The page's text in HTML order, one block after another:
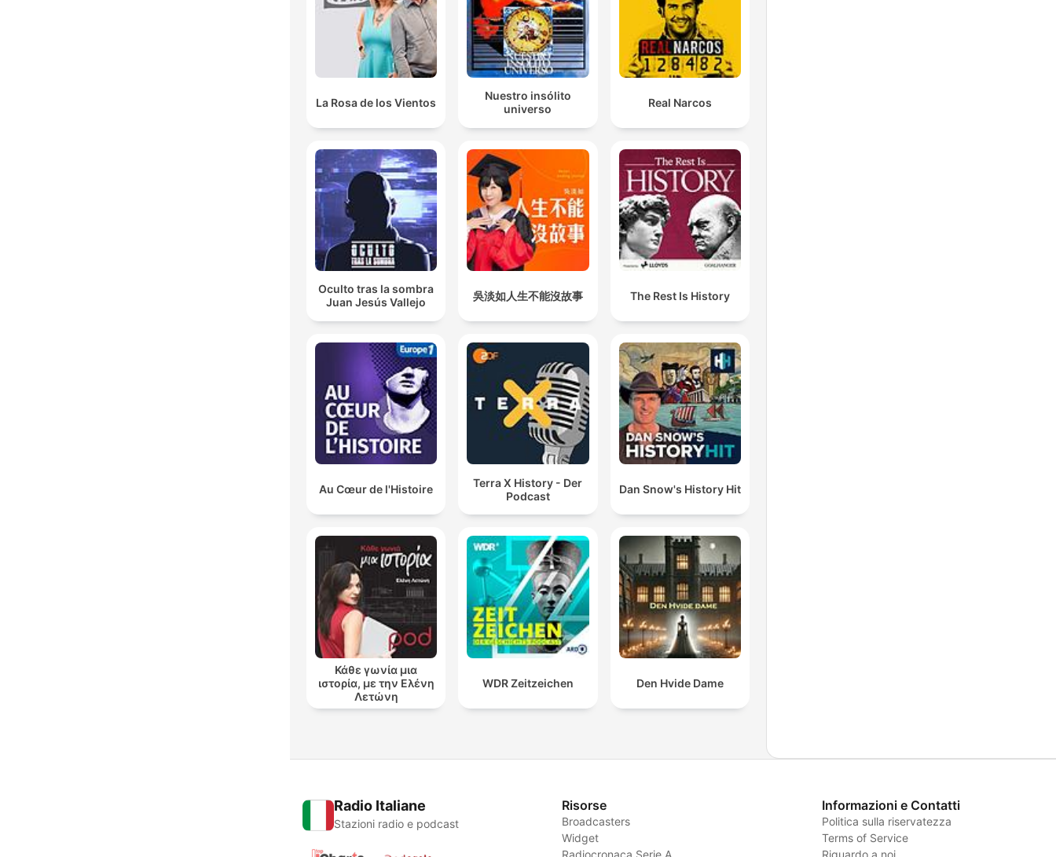
La Rosa de los Vientos
Nuestro insólito
universo
Real Narcos
Oculto tras la sombra
Juan Jesús Vallejo
吳淡如人生不能沒故事 The Rest Is History
Au Cœur de l'Histoire
Terra X History - Der
Podcast
Dan Snow's History Hit
Κάθε γωνία μια
ιστορία, με την Ελένη
Λετώνη
WDR Zeitzeichen Den Hvide Dame
Radio Italiane
Stazioni radio e podcast
Risorse
Broadcasters
Widget
Radiocronaca Serie A
Informazioni e Contatti
Politica sulla riservatezza
Terms of Service
Riguardo a noi